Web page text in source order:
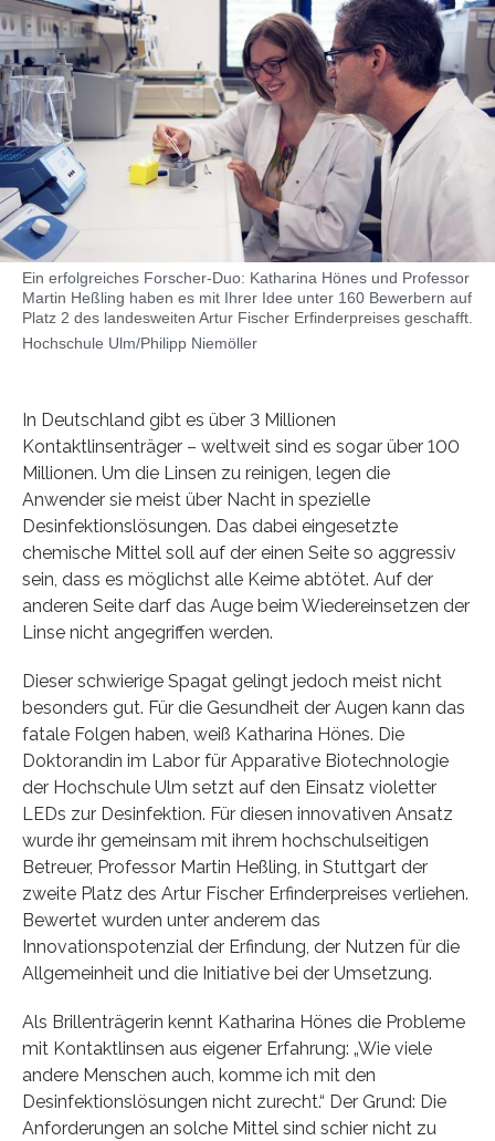
Ein erfolgreiches Forscher-Duo: Katharina Hönes und Professor
Martin Heßling haben es mit Ihrer Idee unter 160 Bewerbern auf
Platz 2 des landesweiten Artur Fischer Erfinderpreises geschafft.
Hochschule Ulm/Philipp Niemöller
In Deutschland gibt es über 3 Millionen
Kontaktlinsenträger – weltweit sind es sogar über 100
Millionen. Um die Linsen zu reinigen, legen die
Anwender sie meist über Nacht in spezielle
Desinfektionslösungen. Das dabei eingesetzte
chemische Mittel soll auf der einen Seite so aggressiv
sein, dass es möglichst alle Keime abtötet. Auf der
anderen Seite darf das Auge beim Wiedereinsetzen der
Linse nicht angegriffen werden.
Dieser schwierige Spagat gelingt jedoch meist nicht
besonders gut. Für die Gesundheit der Augen kann das
fatale Folgen haben, weiß Katharina Hönes. Die
Doktorandin im Labor für Apparative Biotechnologie
der Hochschule Ulm setzt auf den Einsatz violetter
LEDs zur Desinfektion. Für diesen innovativen Ansatz
wurde ihr gemeinsam mit ihrem hochschulseitigen
Betreuer, Professor Martin Heßling, in Stuttgart der
zweite Platz des Artur Fischer Erfinderpreises verliehen.
Bewertet wurden unter anderem das
Innovationspotenzial der Erfindung, der Nutzen für die
Allgemeinheit und die Initiative bei der Umsetzung.
Als Brillenträgerin kennt Katharina Hönes die Probleme
mit Kontaktlinsen aus eigener Erfahrung: „Wie viele
andere Menschen auch, komme ich mit den
Desinfektionslösungen nicht zurecht.“ Der Grund: Die
Anforderungen an solche Mittel sind schier nicht zu